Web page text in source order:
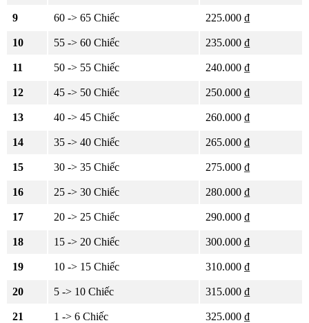
9 60 -> 65 Chiếc 225.000 ₫
10 55 -> 60 Chiếc 235.000 ₫
11 50 -> 55 Chiếc 240.000 ₫
12 45 -> 50 Chiếc 250.000 ₫
13 40 -> 45 Chiếc 260.000 ₫
14 35 -> 40 Chiếc 265.000 ₫
15 30 -> 35 Chiếc 275.000 ₫
16 25 -> 30 Chiếc 280.000 ₫
17 20 -> 25 Chiếc 290.000 ₫
18 15 -> 20 Chiếc 300.000 ₫
19 10 -> 15 Chiếc 310.000 ₫
20 5 -> 10 Chiếc 315.000 ₫
21 1 -> 6 Chiếc 325.000 ₫